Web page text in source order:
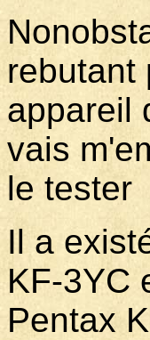
rebutant
appareil
vais
le tester
Il a
KF-3YC
Pentax